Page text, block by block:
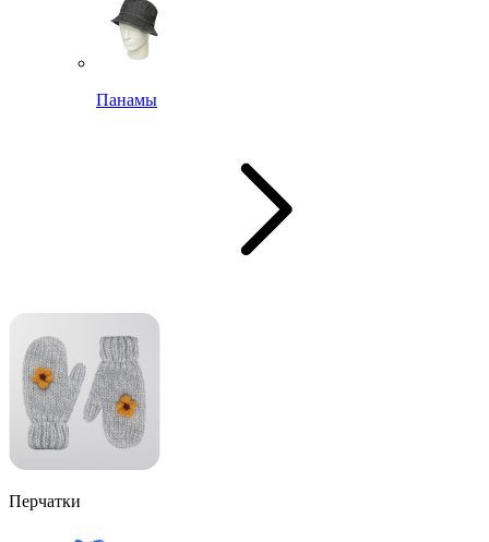
Панамы
Перчатки